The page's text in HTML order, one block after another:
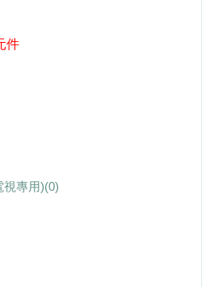
件
視專用)(0)